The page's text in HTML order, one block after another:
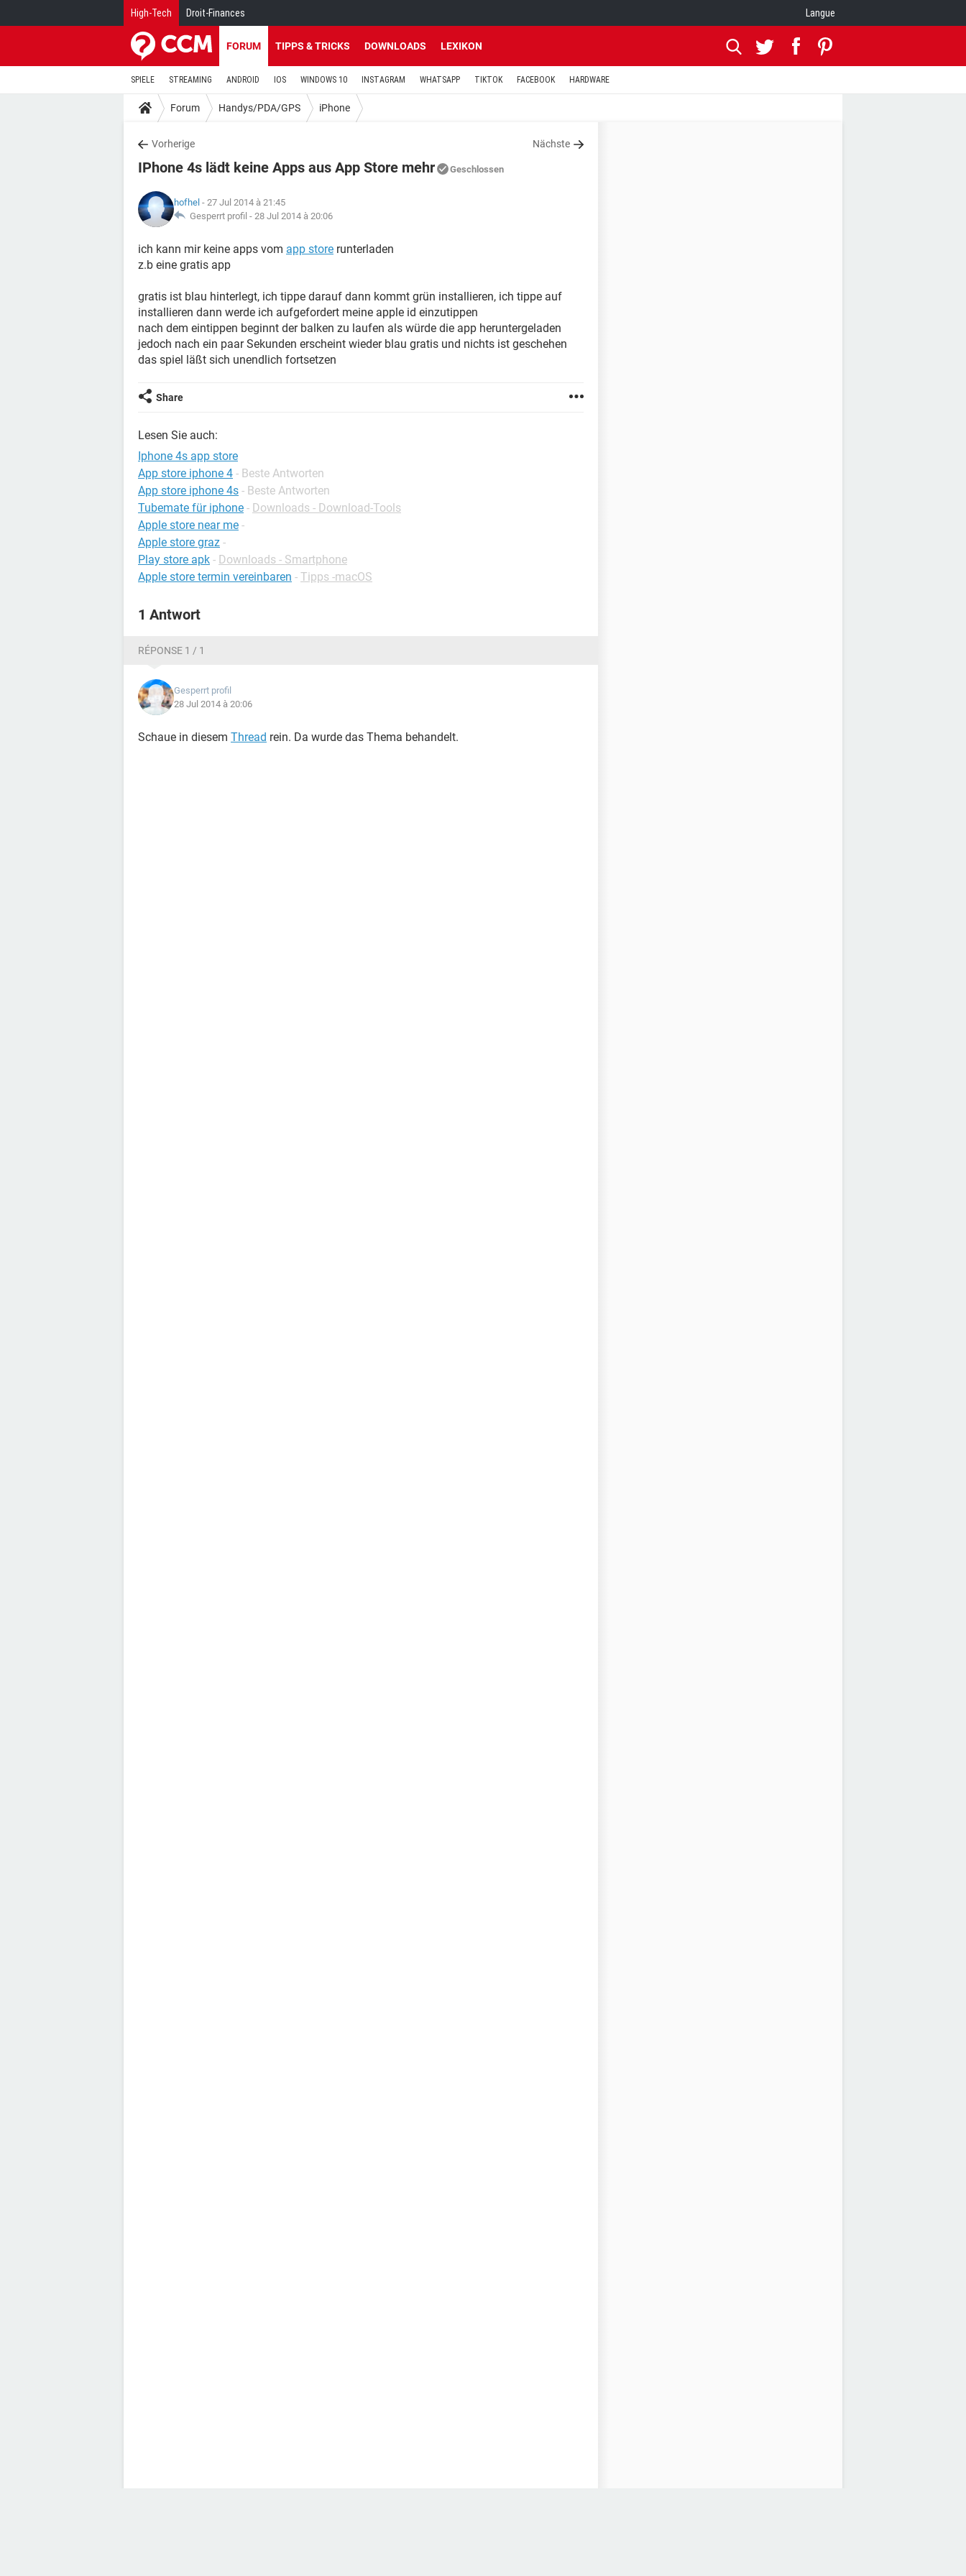
High-Tech Droit-Finances Langue
FORUM TIPPS & TRICKS DOWNLOADS LEXIKON
SPIELE STREAMING ANDROID IOS WINDOWS 10 INSTAGRAM WHATSAPP TIKTOK FACEBOOK HARDWARE
Forum Handys/PDA/GPS iPhone
Vorherige Nächste
IPhone 4s lädt keine Apps aus App Store mehr Geschlossen
hofhel - 27 Jul 2014 à 21:45
Gesperrt profil - 28 Jul 2014 à 20:06
ich kann mir keine apps vom app store runterladen
z.b eine gratis app
gratis ist blau hinterlegt, ich tippe darauf dann kommt grün installieren, ich tippe auf
installieren dann werde ich aufgefordert meine apple id einzutippen
nach dem eintippen beginnt der balken zu laufen als würde die app heruntergeladen
jedoch nach ein paar Sekunden erscheint wieder blau gratis und nichts ist geschehen
das spiel läßt sich unendlich fortsetzen
Share
Lesen Sie auch:
Iphone 4s app store
App store iphone 4 - Beste Antworten
App store iphone 4s - Beste Antworten
Tubemate für iphone - Downloads - Download-Tools
Apple store near me -
Apple store graz -
Play store apk - Downloads - Smartphone
Apple store termin vereinbaren - Tipps -macOS
1 Antwort
RÉPONSE 1 / 1
Gesperrt profil
28 Jul 2014 à 20:06
Schaue in diesem Thread rein. Da wurde das Thema behandelt.